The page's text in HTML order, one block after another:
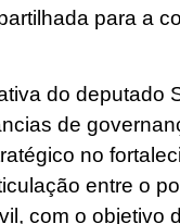
para a
do deputado
de
no
entre o
com o objetivo